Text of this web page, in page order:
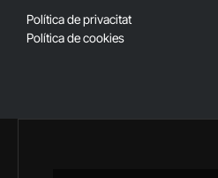
Política de privacitat
Política de cookies